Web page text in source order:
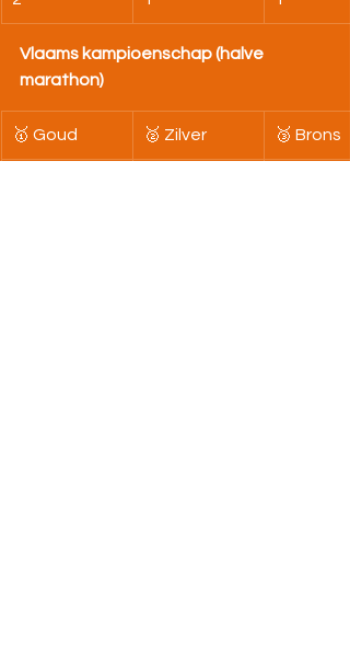
Vlaams kampioenschap (halve
marathon)
🥇 Goud 🥈 Zilver 🥉 Brons